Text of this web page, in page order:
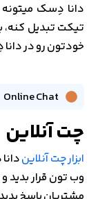
Online Chat
چت آنلاین
ابزار چت آنلاین
وب تون قرار بدید
دانا دِسک
تیکت تبدیل کنه،
خودتون رو در